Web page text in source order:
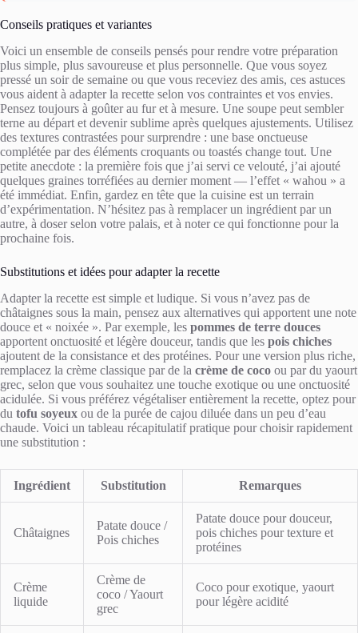
Conseils pratiques et variantes
Voici un ensemble de conseils pensés pour rendre votre préparation
plus simple, plus savoureuse et plus personnelle. Que vous soyez
pressé un soir de semaine ou que vous receviez des amis, ces astuces
vous aident à adapter la recette selon vos contraintes et vos envies.
Pensez toujours à goûter au fur et à mesure. Une soupe peut sembler
terne au départ et devenir sublime après quelques ajustements. Utilisez
des textures contrastées pour surprendre : une base onctueuse
complétée par des éléments croquants ou toastés change tout. Une
petite anecdote : la première fois que j’ai servi ce velouté, j’ai ajouté
quelques graines torréfiées au dernier moment — l’effet « wahou » a
été immédiat. Enfin, gardez en tête que la cuisine est un terrain
d’expérimentation. N’hésitez pas à remplacer un ingrédient par un
autre, à doser selon votre palais, et à noter ce qui fonctionne pour la
prochaine fois.
Substitutions et idées pour adapter la recette
Adapter la recette est simple et ludique. Si vous n’avez pas de
châtaignes sous la main, pensez aux alternatives qui apportent une note
douce et « noixée ». Par exemple, les pommes de terre douces
apportent onctuosité et légère douceur, tandis que les pois chiches
ajoutent de la consistance et des protéines. Pour une version plus riche,
remplacez la crème classique par de la crème de coco ou par du yaourt
grec, selon que vous souhaitez une touche exotique ou une onctuosité
acidulée. Si vous préférez végétaliser entièrement la recette, optez pour
du tofu soyeux ou de la purée de cajou diluée dans un peu d’eau
chaude. Voici un tableau récapitulatif pratique pour choisir rapidement
une substitution :
Ingrédient Substitution Remarques
Châtaignes
Patate douce /
Pois chiches
Patate douce pour douceur,
pois chiches pour texture et
protéines
Crème
liquide
Crème de
coco / Yaourt
grec
Coco pour exotique, yaourt
pour légère acidité